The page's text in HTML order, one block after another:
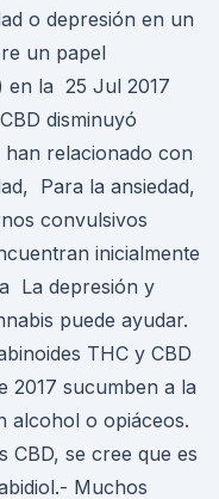
o depresión en un
un papel
en la 25 Jul 2017
disminuyó
relacionado con
Para la ansiedad,
convulsivos
inicialmente
La depresión y
puede ayudar.
THC y CBD
2017 sucumben a la
alcohol o opiáceos.
CBD, se cree que es
Muchos